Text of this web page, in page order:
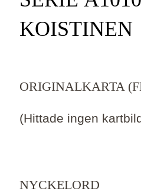
KOISTINEN
ORIGINALKARTA
(Hittade ingen
NYCKELORD